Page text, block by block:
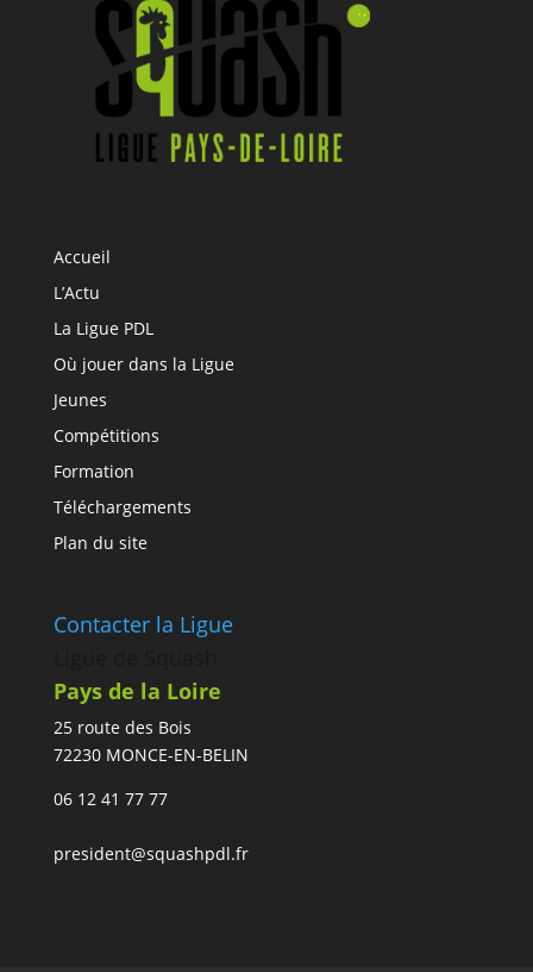
Accueil
L’Actu
La Ligue PDL
Où jouer dans la Ligue
Jeunes
Compétitions
Formation
Téléchargements
Plan du site
Contacter la Ligue
Pays de la Loire
25 route des Bois
72230 MONCE-EN-BELIN
06 12 41 77 77
president@squashpdl.fr